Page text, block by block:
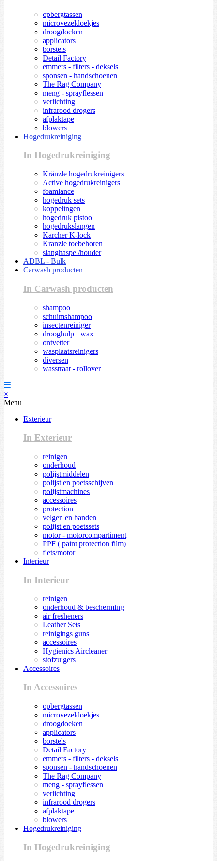
opbergtassen
microvezeldoekjes
droogdoeken
applicators
borstels
Detail Factory
emmers - filters - deksels
sponsen - handschoenen
The Rag Company
meng - sprayflessen
verlichting
infrarood drogers
afplaktape
blowers
Hogedrukreiniging
In Hogedrukreiniging
Kränzle hogedrukreinigers
Active hogedrukreinigers
foamlance
hogedruk sets
koppelingen
hogedruk pistool
hogedrukslangen
Karcher K-lock
Kranzle toebehoren
slanghaspel/houder
ADBL - Bulk
Carwash producten
In Carwash producten
shampoo
schuimshampoo
insectenreiniger
drooghulp - wax
ontvetter
wasplaatsreinigers
diversen
wasstraat - rollover
×
Menu
Exterieur
In Exterieur
reinigen
onderhoud
polijstmiddelen
polijst en poetsschijven
polijstmachines
accessoires
protection
velgen en banden
polijst en poetssets
motor - motorcompartiment
PPF ( paint protection film)
fiets/motor
Interieur
In Interieur
reinigen
onderhoud & bescherming
air fresheners
Leather Sets
reinigings guns
accessoires
Hygienics Aircleaner
stofzuigers
Accessoires
In Accessoires
opbergtassen
microvezeldoekjes
droogdoeken
applicators
borstels
Detail Factory
emmers - filters - deksels
sponsen - handschoenen
The Rag Company
meng - sprayflessen
verlichting
infrarood drogers
afplaktape
blowers
Hogedrukreiniging
In Hogedrukreiniging